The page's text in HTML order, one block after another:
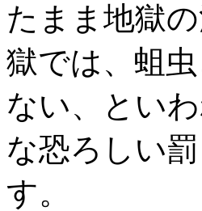
たまま地獄
獄では、蛆
ない、とい
な恐ろしい
す。